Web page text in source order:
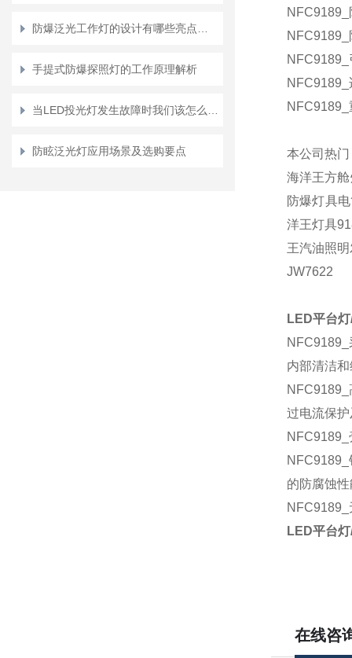
手提式防爆探照灯的工作原理解析
防眩泛光灯应用场景及选购要点
NFC9189_
NFC9189_
NFC9189_
NFC9189_
NFC9189_
本公司热门
海洋王方
防爆灯具
洋王灯具
王汽油照
JW7622
LED平台
NFC9189_
内部清洁
NFC9189_
过电流保
NFC9189_
NFC9189_
的防腐蚀
NFC9189_
LED平台
在线咨